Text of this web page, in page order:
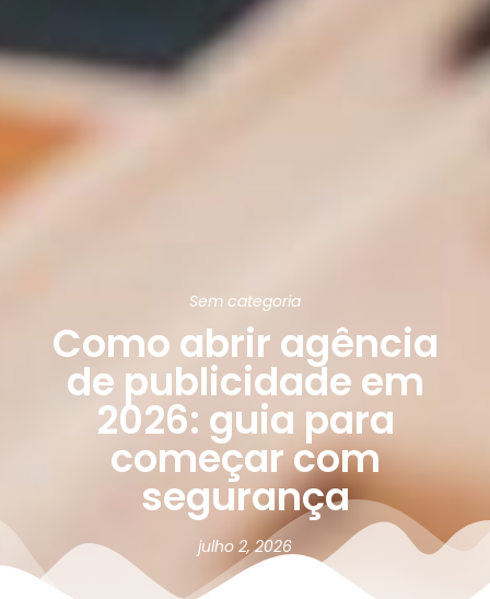
Sem categoria
Como abrir agência
de publicidade em
2026: guia para
começar com
segurança
julho 2, 2026